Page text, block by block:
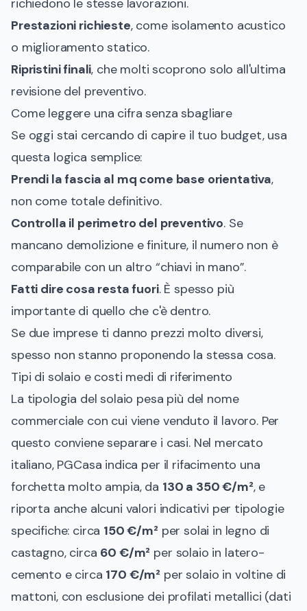
richiedono le stesse lavorazioni.
Prestazioni richieste, come isolamento acustico
o miglioramento statico.
Ripristini finali, che molti scoprono solo all'ultima
revisione del preventivo.
Come leggere una cifra senza sbagliare
Se oggi stai cercando di capire il tuo budget, usa
questa logica semplice:
Prendi la fascia al mq come base orientativa,
non come totale definitivo.
Controlla il perimetro del preventivo. Se
mancano demolizione e finiture, il numero non è
comparabile con un altro “chiavi in mano”.
Fatti dire cosa resta fuori. È spesso più
importante di quello che c'è dentro.
Se due imprese ti danno prezzi molto diversi,
spesso non stanno proponendo la stessa cosa.
Tipi di solaio e costi medi di riferimento
La tipologia del solaio pesa più del nome
commerciale con cui viene venduto il lavoro. Per
questo conviene separare i casi. Nel mercato
italiano, PGCasa indica per il rifacimento una
forchetta molto ampia, da 130 a 350 €/m², e
riporta anche alcuni valori indicativi per tipologie
specifiche: circa 150 €/m² per solai in legno di
castagno, circa 60 €/m² per solaio in latero-
cemento e circa 170 €/m² per solaio in voltine di
mattoni, con esclusione dei profilati metallici (dati